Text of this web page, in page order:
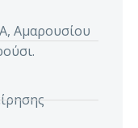
Αμαρουσίου